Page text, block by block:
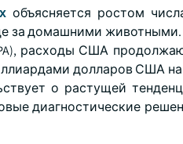
объясняется ростом
за домашними
расходы США
долларов США
о растущей
диагностические